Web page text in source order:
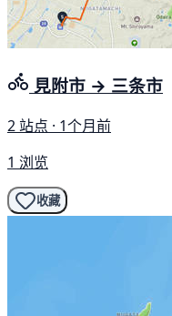
見附市 → 三条市
2 站点 · 1个月前
1 浏览
收藏